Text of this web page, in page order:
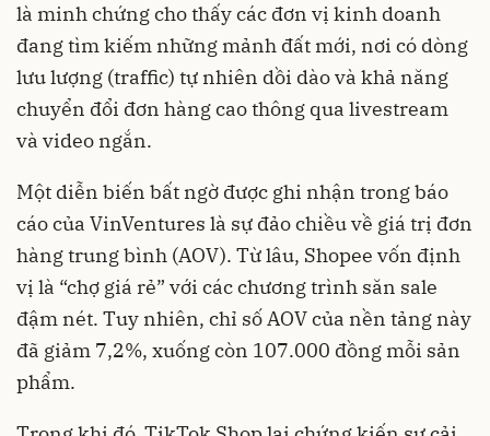
là minh chứng cho thấy các đơn vị kinh doanh
đang tìm kiếm những mảnh đất mới, nơi có dòng
lưu lượng (traffic) tự nhiên dồi dào và khả năng
chuyển đổi đơn hàng cao thông qua livestream
và video ngắn.
Một diễn biến bất ngờ được ghi nhận trong báo
cáo của VinVentures là sự đảo chiều về giá trị đơn
hàng trung bình (AOV). Từ lâu, Shopee vốn định
vị là “chợ giá rẻ” với các chương trình săn sale
đậm nét. Tuy nhiên, chỉ số AOV của nền tảng này
đã giảm 7,2%, xuống còn 107.000 đồng mỗi sản
phẩm.